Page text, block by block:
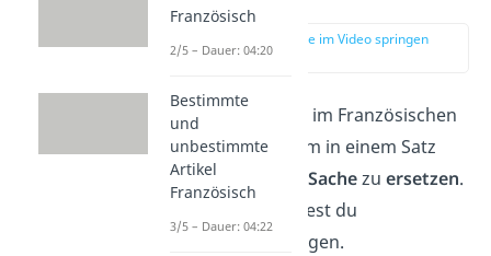
zur Stelle im Video springen
(00:15)
Objektpronomen
im Französischen
verwendest du, um in einem Satz
einePerson oder Sachezu ersetzen.
Dadurch vermeidest du
Wortwiederholungen.
Französisch
2/5 – Dauer: 04:20
Bestimmte
und
unbestimmte
Artikel
Französisch
3/5 – Dauer: 04:22